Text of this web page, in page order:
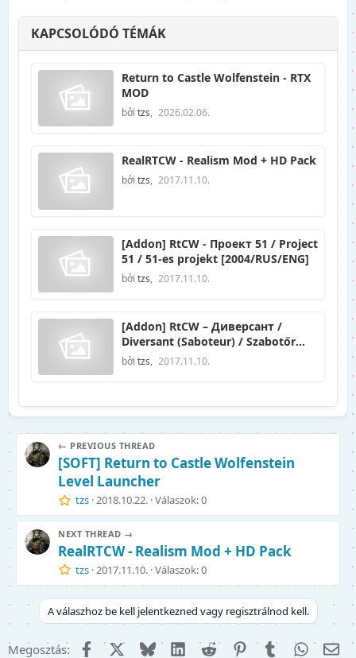
KAPCSOLÓDÓ TÉMÁK
Return to Castle Wolfenstein - RTX
MOD
bởi tzs, 2026.02.06.
RealRTCW - Realism Mod + HD Pack
bởi tzs, 2017.11.10.
[Addon] RtCW - Проект 51 / Project
51 / 51-es projekt [2004/RUS/ENG]
bởi tzs, 2017.11.10.
[Addon] RtCW – Диверсант /
Diversant (Saboteur) / Szabotőr
[2005/PC/RUS/ENG]
bởi tzs, 2017.11.10.
← PREVIOUS THREAD
[SOFT] Return to Castle Wolfenstein
Level Launcher
tzs 2018.10.22. Válaszok: 0
NEXT THREAD →
RealRTCW - Realism Mod + HD Pack
tzs 2017.11.10. Válaszok: 0
A válaszhoz be kell jelentkezned vagy regisztrálnod kell.
Megosztás: FacebookX (Twitter)
Bluesky LinkedInReddit PinterestTumblr
E-